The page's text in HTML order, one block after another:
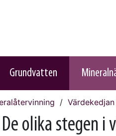
Grundvatten
De olika stegen i